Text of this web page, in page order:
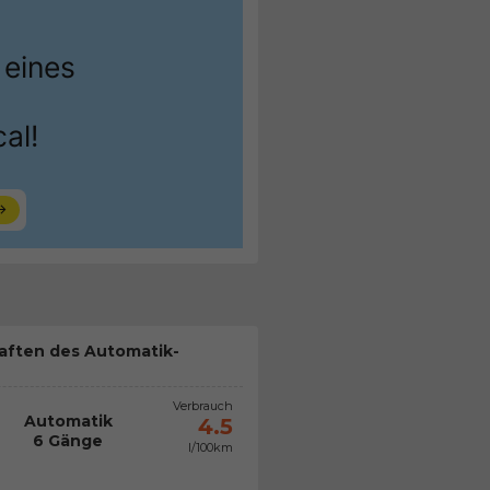
des Automatik-
Automatik
6 Gänge
Verbrauch
4.5
l/100km